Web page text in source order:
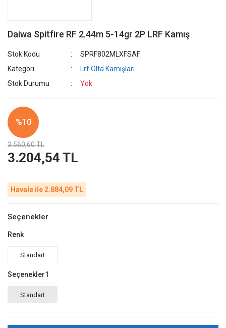
Daiwa Spitfire RF 2.44m 5-14gr 2P LRF Kamış
Stok Kodu
SPRF802MLXFSAF
Kategori
Lrf Olta Kamışları
Stok Durumu
Yok
%10
3.560,60 TL
3.204,54 TL
Havale ile 2.884,09 TL
Seçenekler
Renk
Standart
Seçenekler1
Standart